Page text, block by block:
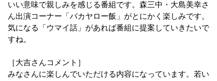
いい意味で親しみを感じる番組です。森三中・大島美幸さ
ん出演コーナー「バカヤロー飯」がとにかく楽しみです。
気になる「ウマイ話」があれば番組に提案していきたいで
すね。
［大吉さんコメント］
みなさんに楽しんでいただける内容になっています。若い